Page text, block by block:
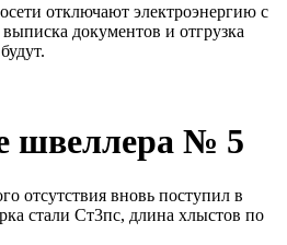
отключают электроэнергию с
документов и отгрузка
швеллера № 5
отсутствия вновь поступил в
стали Ст3пс, длина хлыстов по